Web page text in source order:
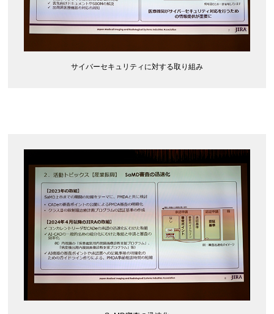
サイバーセキュリティに対する取り組み